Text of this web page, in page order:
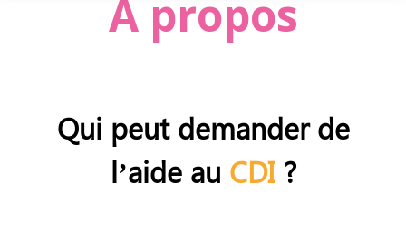
A propos
Qui peut demander de
l’aide au CDI ?